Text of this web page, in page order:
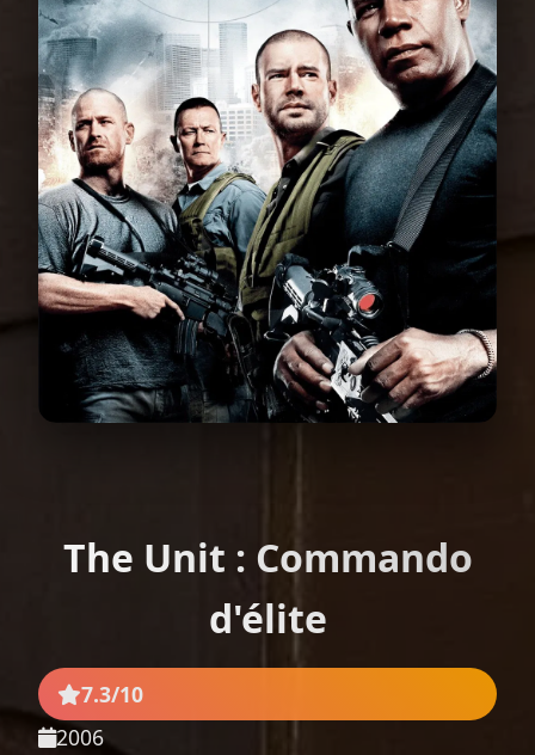
The Unit : Commando
d'élite
7.3/10
2006